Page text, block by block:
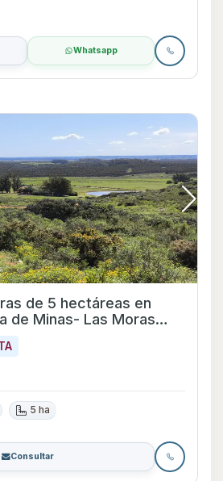
Whatsapp
de 5 hectáreas en
de Minas- Las Moras
5 ha
Consultar